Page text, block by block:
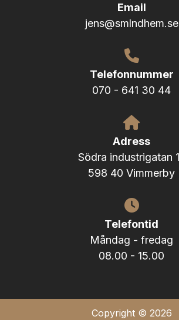
Email
jens@smlndhem.se
Telefonnummer
070 - 641 30 44
Adress
Södra industrigatan
598 40 Vimmerby
Telefontid
Måndag - fredag
08.00 - 15.00
Copyright © 2026